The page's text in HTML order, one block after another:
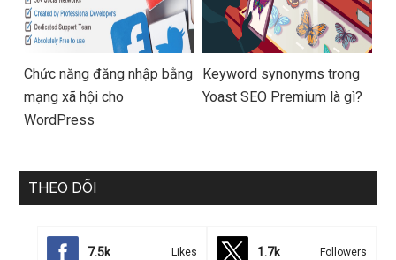
Chức năng đăng nhập bằng
mạng xã hội cho
WordPress
Keyword synonyms trong
Yoast SEO Premium là gì?
THEO DÕI
7.5k Likes 1.7k Followers